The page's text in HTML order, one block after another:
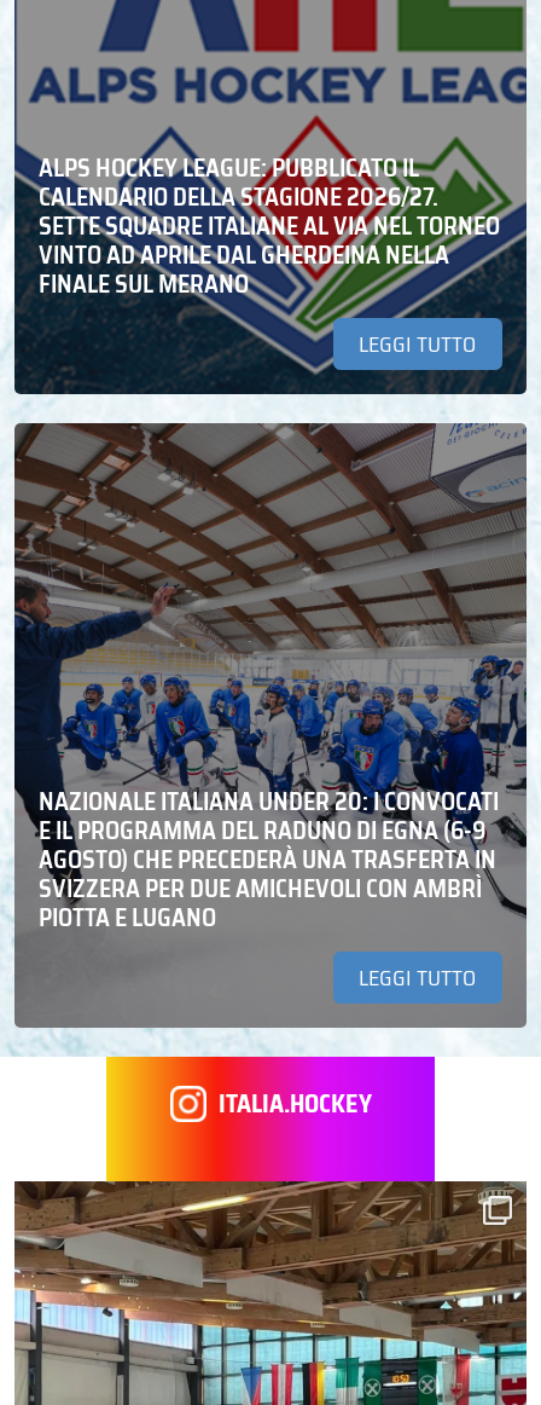
ALPS HOCKEY LEAGUE: PUBBLICATO IL
CALENDARIO DELLA STAGIONE 2026/27.
SETTE SQUADRE ITALIANE AL VIA NEL TORNEO
VINTO AD APRILE DAL GHERDEINA NELLA
FINALE SUL MERANO
LEGGI TUTTO
NAZIONALE ITALIANA UNDER 20: I CONVOCATI
E IL PROGRAMMA DEL RADUNO DI EGNA (6-9
AGOSTO) CHE PRECEDERÀ UNA TRASFERTA IN
SVIZZERA PER DUE AMICHEVOLI CON AMBRÌ
PIOTTA E LUGANO
LEGGI TUTTO
ITALIA.HOCKEY